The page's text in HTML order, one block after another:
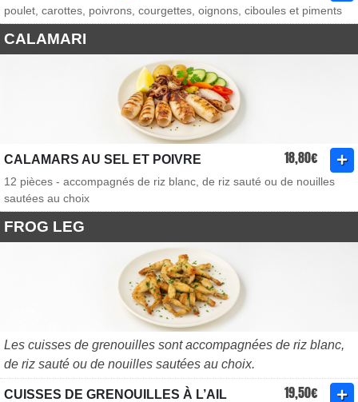
poulet, carottes, poivrons, courgettes, oignons, ciboules et piments
CALAMARI
CALAMARS AU SEL ET POIVRE 18,80€
12 pièces - accompagnés de riz blanc, de riz sauté ou de nouilles
sautées au choix
FROG LEG
Les cuisses de grenouilles sont accompagnées de riz blanc,
de riz sauté ou de nouilles sautées au choix.
CUISSES DE GRENOUILLES À L’AIL 19,50€